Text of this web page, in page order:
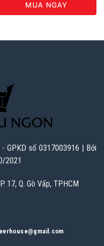
MUA NGAY
- GPKD số 0317003916 | Bởi
2021
17, Q. Gò Vấp, TPHCM